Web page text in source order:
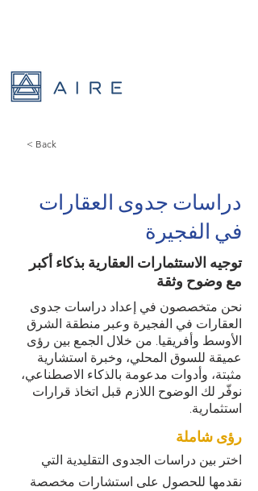
< Back
دراسات جدوى العقارات
في الفجيرة
توجيه الاستثمارات العقارية بذكاء أكبر
مع وضوح وثقة
نحن متخصصون في إعداد دراسات جدوى
العقارات في الفجيرة وعبر منطقة الشرق
الأوسط وأفريقيا. من خلال الجمع بين رؤى
عميقة للسوق المحلي، وخبرة استشارية
مثبتة، وأدوات مدعومة بالذكاء الاصطناعي،
نوفّر لك الوضوح اللازم قبل اتخاذ قرارات
استثمارية.
رؤى شاملة
اختر بين دراسات الجدوى التقليدية التي
نقدمها للحصول على استشارات مخصصة